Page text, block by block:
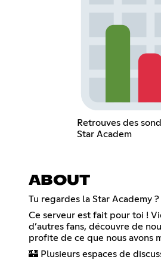
Retrouves des
Star Academ
ABOUT
Tu regardes la Star Academy ?
Ce serveur est fait pour toi !
d’autres fans, découvre de
profite de ce que nous avons
🏰 Plusieurs espaces de